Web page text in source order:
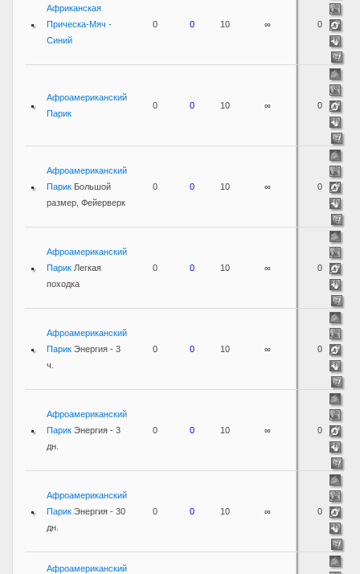
Африканская
Прическа-Мяч -
Синий
0 0 10 ∞ 0
Афроамериканский
Парик
0 0 10 ∞ 0
Афроамериканский
Парик Большой
размер, Фейерверк
0 0 10 ∞ 0
Афроамериканский
Парик Легкая
походка
0 0 10 ∞ 0
Афроамериканский
Парик Энергия - 3
ч.
0 0 10 ∞ 0
Афроамериканский
Парик Энергия - 3
дн.
0 0 10 ∞ 0
Афроамериканский
Парик Энергия - 30
дн.
0 0 10 ∞ 0
Афроамериканский